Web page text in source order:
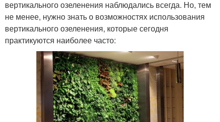
вертикального озеленения наблюдались всегда. Но, тем
не менее, нужно знать о возможностях использования
вертикального озеленения, которые сегодня
практикуются наиболее часто: